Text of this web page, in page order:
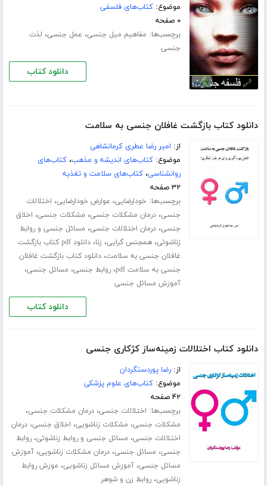
موضوع:کتاب‌های فلسفی
۰ صفحه
برچسب‌ها: مفاهیم میل جنسی، عمل جنسی، لذت
جنسی
دانلود کتاب
دانلود کتاب بازگشت غافلان جنسی به سلامت
از: امیر رضا عطری کرمانشاهی
موضوع:کتاب‌های اندیشه و مذهب،کتاب‌های
روانشناسی،کتاب‌های سلامت و تغذیه
۳۲ صفحه
برچسب‌ها: خودارضایی، عوارض خودارضایی، اختلالات
جنسی،درمان مشکلات جنسی، مشکلات جنسی، اخلاق
جنسی،درمان اختلالات جنسی، مسائل جنسی و روابط
زناشوئی،همجنس گرایی، زنا،
دانلود pdf کتاب بازگشت
غافلان جنسی به سلامت،دانلود کتاب بازگشت غافلان
جنسی به سلامت pdf
،روابط جنسی، مسائل جنسی،
آموزش مسائل جنسی
دانلود کتاب
دانلود کتاب اختلالات زمینه‌ساز کژکاری جنسی
از:رضا پوردستگردان
موضوع:کتاب‌های علوم پزشکی
۴۲ صفحه
برچسب‌ها: اختلالات جنسی،درمان مشکلات جنسی،
مشکلات جنسی، مشکلات زناشویی، اخلاق جنسی،درمان
اختلالات جنسی، مسائل جنسی و روابط زناشوئی،روابط
جنسی، مسائل جنسی،درمان مشکلات زناشویی،آموزش
مسائل جنسی،آموزش مسائل زناشویی، موزش روابط
زناشویی،روابط زن و شوهر